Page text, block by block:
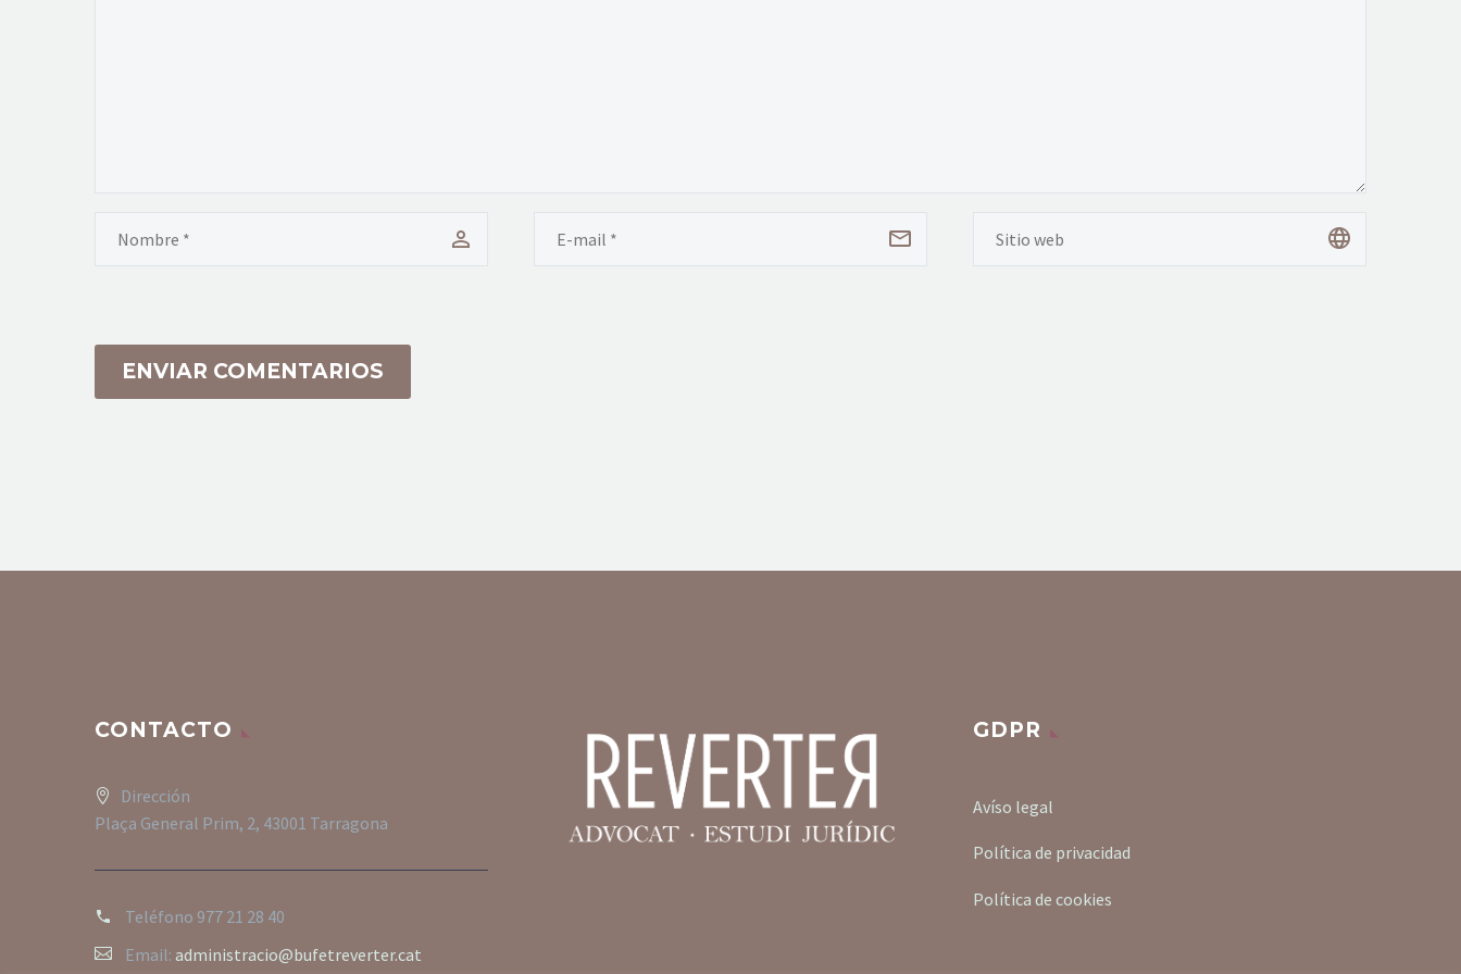
ENVIAR COMENTARIOS
CONTACTO
Dirección
Plaça General Prim, 2, 43001 Tarragona
Teléfono 977 21 28 40
Email: administracio@bufetreverter.cat
GDPR
Avíso legal
Política de privacidad
Política de cookies